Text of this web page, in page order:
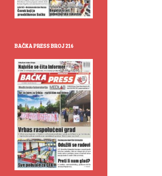
BAČKA PRESS BROJ 216